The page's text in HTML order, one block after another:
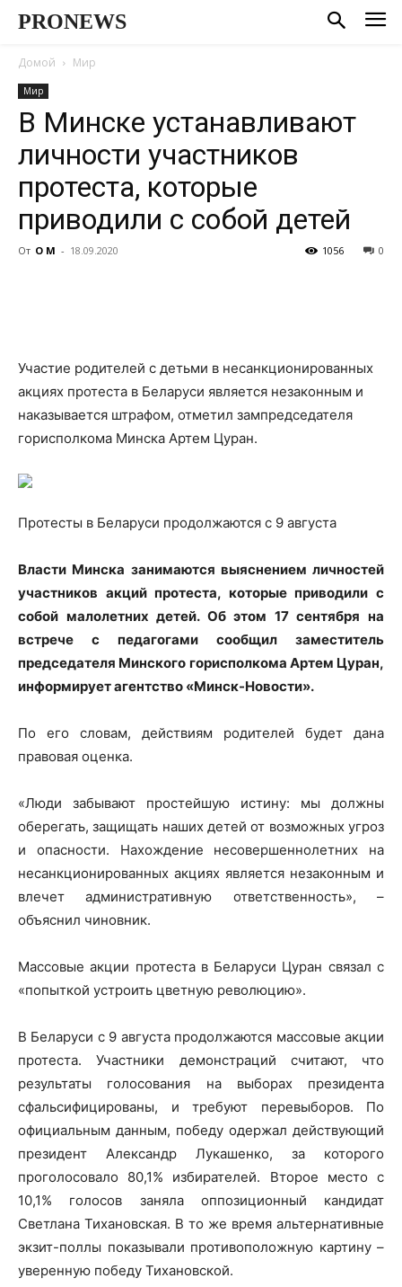
PRONEWS
Домой Мир
Мир
В Минске устанавливают
личности участников
протеста, которые
приводили с собой детей
От О М - 18.09.2020 0
1056
Участие родителей с детьми в несанкционированных
акциях протеста в Беларуси является незаконным и
наказывается штрафом, отметил зампредседателя
горисполкома Минска Артем Цуран.
Протесты в Беларуси продолжаются с 9 августа
Власти Минска занимаются выяснением личностей
участников акций протеста, которые приводили с
собой малолетних детей. Об этом 17 сентября на
встрече с педагогами сообщил заместитель
председателя Минского горисполкома Артем Цуран,
информирует агентство «Минск-Новости».
По его словам, действиям родителей будет дана
правовая оценка.
«Люди забывают простейшую истину: мы должны
оберегать, защищать наших детей от возможных угроз
и опасности. Нахождение несовершеннолетних на
несанкционированных акциях является незаконным и
влечет административную ответственность», –
объяснил чиновник.
Массовые акции протеста в Беларуси Цуран связал с
«попыткой устроить цветную революцию».
В Беларуси с 9 августа продолжаются массовые акции
протеста. Участники демонстраций считают, что
результаты голосования на выборах президента
сфальсифицированы, и требуют перевыборов. По
официальным данным, победу одержал действующий
президент Александр Лукашенко, за которого
проголосовало 80,1% избирателей. Второе место с
10,1% голосов заняла оппозиционный кандидат
Светлана Тихановская. В то же время альтернативные
экзит-поллы показывали противоположную картину –
уверенную победу Тихановской.